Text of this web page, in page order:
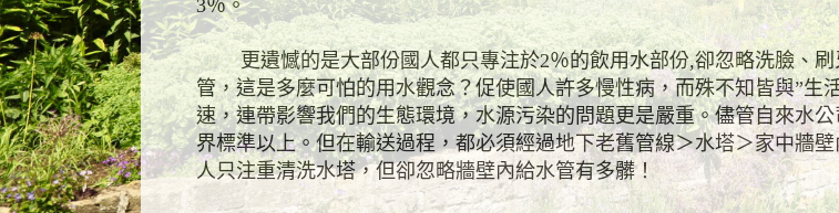
3％。
更遺憾的是大部份國人都只專注於2％的飲用水部份,卻忽略洗臉、
管，這是多麼可怕的用水觀念？促使國人許多慢性病，而殊不知皆與”生
速，連帶影響我們的生態環境，水源污染的問題更是嚴重。儘管自來水
界標準以上。但在輸送過程，都必須經過地下老舊管線＞水塔＞家中牆
人只注重清洗水塔，但卻忽略牆壁內給水管有多髒！